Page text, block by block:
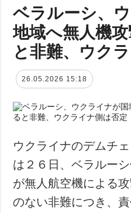
ベラルーシ、
地域へ無人機
と非難、ウク
26.05.2026 15:18
ウクライナのデムチ
は２６日、ベラルー
が無人航空機による
のない非難につき、